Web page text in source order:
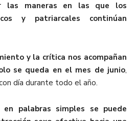
las maneras en las que los
y patriarcales continúan
y la crítica nos acompañan
se queda en el mes de junio,
día durante todo el año.
en palabras simples se puede